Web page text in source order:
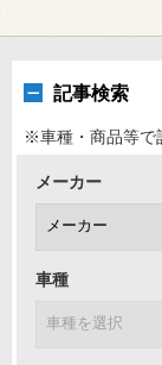
記事検索
※車種・商品等で
メーカー
車種